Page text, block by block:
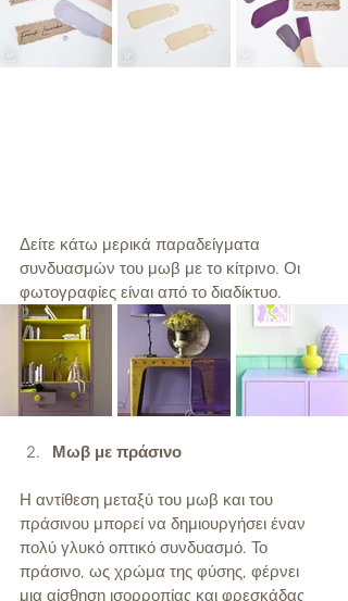
Δείτε κάτω μερικά παραδείγματα
συνδυασμών του μωβ με το κίτρινο. Οι
φωτογραφίες είναι από το διαδίκτυο.
Μωβ με πράσινο
Η αντίθεση μεταξύ του μωβ και του
πράσινου μπορεί να δημιουργήσει έναν
πολύ γλυκό οπτικό συνδυασμό. Το
πράσινο, ως χρώμα της φύσης, φέρνει
μια αίσθηση ισορροπίας και φρεσκάδας